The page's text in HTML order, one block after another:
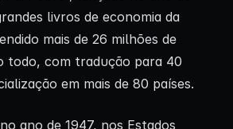
livros de economia da
mais de 26 milhões de
todo, com tradução para 40
em mais de 80 países.
ano de 1947, nos Estados